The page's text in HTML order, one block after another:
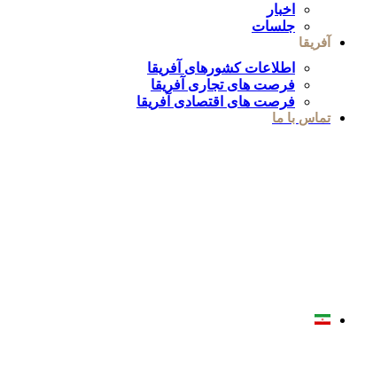
اخبار
جلسات
آفریقا
اطلاعات کشورهای آفریقا
فرصت های تجاری آفریقا
فرصت های اقتصادی آفریقا
تماس با ما